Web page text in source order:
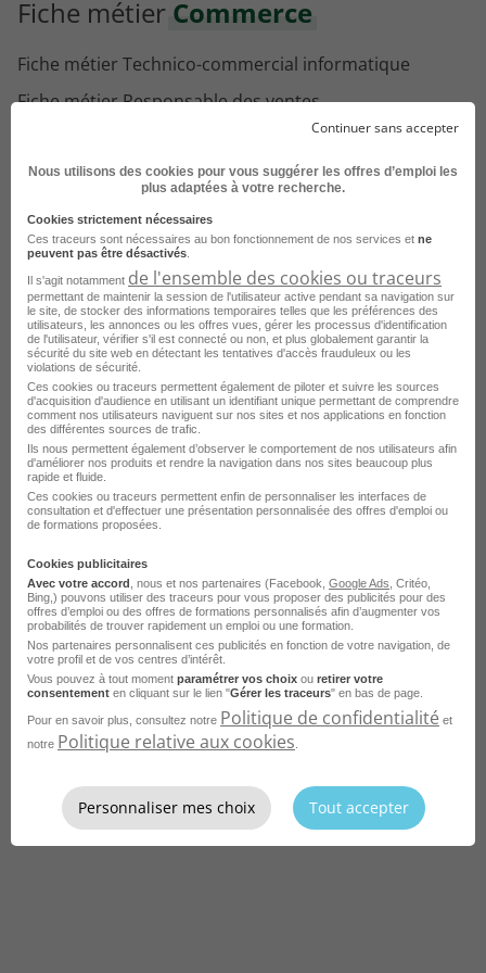
Fiche métier Commerce
Voir plus
Fiche métier Technico-commercial informatique
Fiche métier Responsable des ventes
Fiche métier Responsable commercial
Fiche métier Recruteur de donateurs
Fiche métier Ingénieur technico-commercial
Fiche métier Ingénieur technico commercial
Fiche métier Ingénieur commercial
Fiche métier Ingénieur avant-vente
Fiche métier Ingénieur avant vente
Fiche métier Directeur commercial
Fiche métier Courtier
Fiche métier Conseiller clientèle
Fiche métier Commercial terrain
Fiche métier Commercial B to C
Fiche métier Commercial auprès des particuliers
Fiche métier Commercial
Fiche métier Chef des ventes
Fiche métier Chargé de clientèle
Fiche métier Assistant commercial
Accueil
Annuaire des Métiers
Index Catégorie
Index Commerce
Continuer sans accepter
Nous utilisons des cookies pour vous suggérer les offres d’emploi les
plus adaptées à votre recherche.
Cookies strictement nécessaires
Ces traceurs sont nécessaires au bon fonctionnement de nos services et ne
peuvent pas être désactivés
Il s'agit notamment de l'ensemble des cookies ou traceurs
permettant de maintenir la session de l'utilisateur active pendant sa navigation sur
le site, de stocker des informations temporaires telles que les préférences des
utilisateurs, les annonces ou les offres vues, gérer les processus d'identification
de l'utilisateur, vérifier s'il est connecté ou non, et plus globalement garantir la
sécurité du site web en détectant les tentatives d'accès frauduleux ou les
violations de sécurité.
Ces cookies ou traceurs permettent également de piloter et suivre les sources
d'acquisition d'audience en utilisant un identifiant unique permettant de comprendre
comment nos utilisateurs naviguent sur nos sites et nos applications en fonction
des différentes sources de trafic.
Ils nous permettent également d’observer le comportement de nos utilisateurs afin
d'améliorer nos produits et rendre la navigation dans nos sites beaucoup plus
rapide et fluide.
Ces cookies ou traceurs permettent enfin de personnaliser les interfaces de
consultation et d'effectuer une présentation personnalisée des offres d'emploi ou
de formations proposées.
Cookies publicitaires
Avec votre accord , nous et nos partenaires (Facebook, Google Ads , Critéo,
Bing,) pouvons utiliser des traceurs pour vous proposer des publicités pour des
offres d’emploi ou des offres de formations personnalisés afin d’augmenter vos
probabilités de trouver rapidement un emploi ou une formation.
Nos partenaires personnalisent ces publicités en fonction de votre navigation, de
votre profil et de vos centres d’intérêt.
Vous pouvez à tout moment paramétrer vos choix ou retirer votre
consentement en cliquant sur le lien "Gérer les traceurs" en bas de page.
Pour en savoir plus, consultez notre Politique de confidentialité et
notre Politique relative aux cookies
Personnaliser mes choix Tout accepter